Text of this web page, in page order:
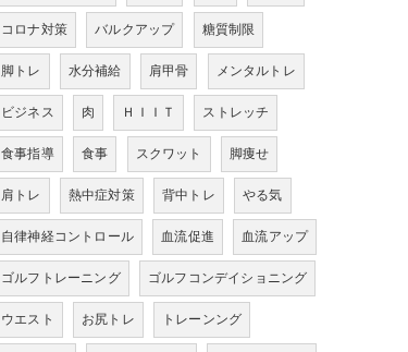
コロナ対策 バルクアップ 糖質制限
脚トレ 水分補給 肩甲骨 メンタルトレ
ビジネス 肉 ＨＩＩＴ ストレッチ
食事指導 食事 スクワット 脚痩せ
肩トレ 熱中症対策 背中トレ やる気
自律神経コントロール 血流促進 血流アップ
ゴルフトレーニング ゴルフコンデイショニング
ウエスト お尻トレ トレーンング